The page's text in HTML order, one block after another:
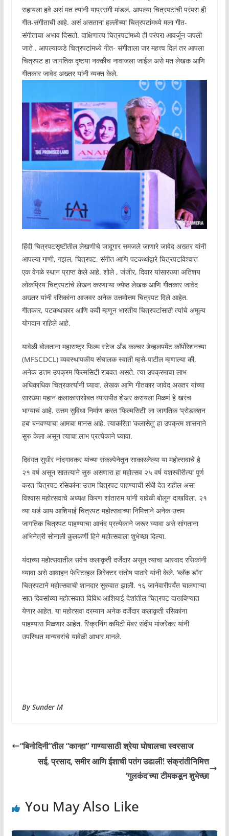
राहायला हवे असं मत त्यांनी याप्रसंगी मांडलं. आपल्या चित्रपटांची परंपरा ही
गीत-संगीताची आहे. असं असताना हल्लीच्या चित्रपटांमध्ये मला गीत-
संगीताचा अभाव दिसतो. दाक्षिणात्य चित्रपटांमध्ये ही परंपरा आवर्जून जपली
जाते . आपल्याकडे चित्रपटांमध्ये गीत- संगीताला जर महत्त्व दिलं तर आपला
चित्रपट हा जागतिक दृष्टया नक्कीच नावाजला जाईल असे मत लेखक आणि
गीतकार जावेद अख्तर यांनी व्यक्त केले.
हिंदी चित्रपटसृष्टीतील लेखणीचे जादूगार समजले जाणारे जावेद अख्तर यांनी
आपल्या गाणी, गझल, चित्रपट, संगीत आणि पटकथांद्वारे चित्रपटविश्वात
एक वेगळे स्थान प्राप्त केले आहे. शोले , जंजीर, दिवार यांसारख्या अतिशय
लोकप्रिय चित्रपटांचे लेखन करणाऱ्या ज्येष्ठ लेखक आणि गीतकार जावेद
अख्तर यांनी रसिकांना आजवर अनेक उत्तमोत्तम चित्रपट दिले आहेत.
गीतकार, पटकथाकार आणि कवी म्हणून भारतीय चित्रपटांसाठी त्यांचे अमूल्य
योगदान राहिले आहे.
यावेळी बोलताना महाराष्ट्र फिल्म स्टेज अँड कल्चर डेव्हलपमेंट कॉर्पोरेशनच्या
(MFSCDCL) व्यवस्थापकीय संचालक स्वाती म्हसे-पाटील म्हणाल्या की,
अनेक उत्तम उपक्रम फिल्मसिटी राबवत असते. त्या उपक्रमाचा लाभ
अधिकाधिक चित्रकर्त्यानी घ्यावा. लेखक आणि गीतकार जावेद अख्तर यांच्या
सारख्या महान कलाकारासोबत व्यासपीठ शेअर करायला मिळणं हे खरंच
भाग्याचं आहे. उत्तम सुविधा निर्माण करत ‘फिल्मसिटी’ ला जागतिक ‘प्रोडक्शन
हब’ बनवण्याचा आमचा मानस आहे. त्याकरिता ‘कलासेतू’ हा उपक्रम शासनाने
सुरु केला असून त्याचा लाभ प्रत्येकाने घ्यावा.
दिवंगत सुधीर नांदगावकर यांच्या संकल्पेनेतून साकारलेल्या या महोत्सवाचे हे
२१ वर्ष असून सातत्याने सुरु असणारा हा महोत्सव २५ वर्ष यशस्वीरीत्या पूर्ण
करत चित्रपट रसिकांना उत्तम चित्रपट पाहण्याची संधी देत राहील असा
विश्वास महोत्सवाचे अध्यक्ष किरण शांताराम यांनी यावेळी बोलून दाखविला. २१
व्या थर्ड आय आशियाई चित्रपट महोत्सवाच्या निमित्ताने अनेक उत्तम
जागतिक चित्रपट पाहण्याचा आनंद प्रत्येकाने जरूर घ्यावा असे सांगताना
अभिनेत्री सोनाली कुलकर्णी हिने महोत्सवाला शुभेच्छा दिल्या.
यंदाच्या महोत्सवातील सर्वच कलाकृती दर्जेदार असून त्याचा आस्वाद रसिकांनी
घ्यावा असे आवाहन फेस्टिव्हल डिरेक्टर संतोष पाठारे यांनी केले. ‘ब्लॅक डॉग’
चित्रपटाने महोत्सवाची शानदार सुरुवात झाली. १६ जानेवारीपर्यंत चालणाऱ्या
सात दिवसांच्या महोत्सवात विविध आशियाई देशांतील चित्रपट दाखविण्यात
येणार आहेत. या महोत्सवा दरम्यान अनेक दर्जेदार कलाकृती रसिकांना
पाहण्यास मिळणार आहेत. स्क्रिनिंग कमिटी मेंबर संदीप मांजरेकर यांनी
उपस्थित मान्यवरांचे यावेळी आभार मानले.
By Sunder M
“बिनोदिनी”तील “कान्हा” गाण्यासाठी श्रेया घोषालचा स्वरसाज
सई, प्रसाद, समीर आणि ईशाची पतंग उडाली! संक्रांतीनिमित्त
‘गुलकंद’च्या टीमकडून शुभेच्छा
You May Also Like